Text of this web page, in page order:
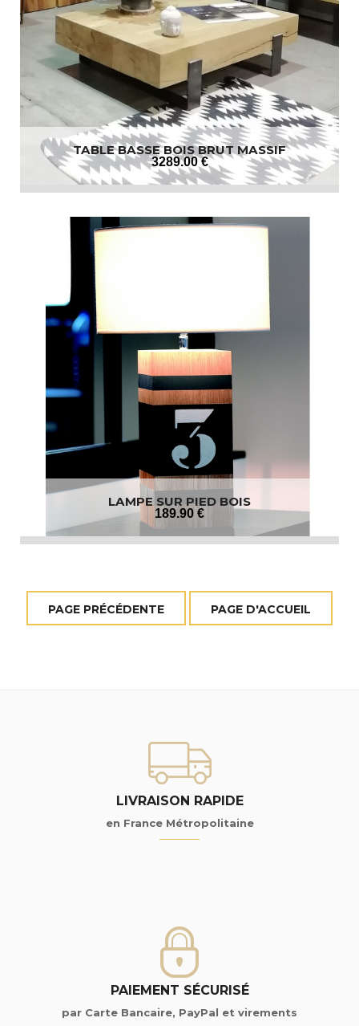
TABLE BASSE BOIS BRUT MASSIF
3289.00 €
LAMPE SUR PIED BOIS
189.90 €
LIVRAISON RAPIDE
en France Métropolitaine
PAIEMENT SÉCURISÉ
par Carte Bancaire, PayPal et virements